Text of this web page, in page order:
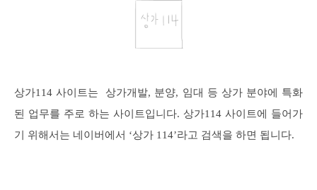
상가114 사이트는 상가개발, 분양, 임대 등 상가 분야에 특화
된 업무를 주로 하는 사이트입니다. 상가114 사이트에 들어가
기 위해서는 네이버에서 ‘상가 114’라고 검색을 하면 됩니다.